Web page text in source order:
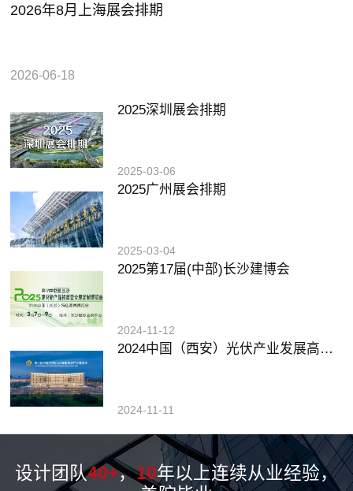
2026年8月上海展会排期
2026-06-18
2025深圳展会排期
2025-03-06
2025广州展会排期
2025-03-04
2025第17届(中部)长沙建博会
2024-11-12
2024中国（西安）光伏产业发展高峰论坛暨展览会
2024-11-11
设计团队40+，10年以上连续从业经验，